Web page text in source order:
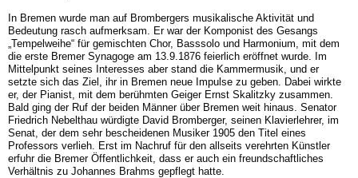
In Bremen wurde man auf Brombergers musikalische Aktivität und
Bedeutung rasch aufmerksam. Er war der Komponist des Gesangs
„Tempelweihe“ für gemischten Chor, Basssolo und Harmonium, mit dem
die erste Bre­mer Synagoge am 13.9.1876 feierlich eröffnet wurde. Im
Mittelpunkt seines Interesses aber stand die Kammer­musik, und er
setzte sich das Ziel, ihr in Bremen neue Impulse zu geben. Dabei wirkte
er, der Pianist, mit dem berühmten Geiger Ernst Skalitzky zusammen.
Bald ging der Ruf der beiden Männer über Bremen weit hinaus. Se­nator
Friedrich Nebelthau würdigte David Bromberger, seinen Klavierlehrer, im
Senat, der dem sehr bescheide­nen Musiker 1905 den Titel eines
Professors verlieh. Erst im Nachruf für den allseits verehrten Künstler
erfuhr die Bremer Öffentlichkeit, dass er auch ein freundschaftli­ches
Verhältnis zu Johannes Brahms gepflegt hatte.